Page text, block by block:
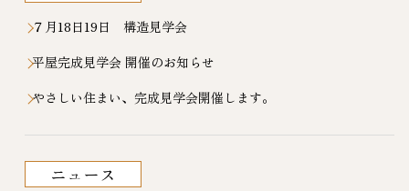
７月18日19日 構造見学会
平屋完成見学会 開催のお知らせ
やさしい住まい、完成見学会開催します。
ニュース